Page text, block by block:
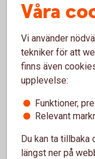
Pension
anställda
Vi erbjuder
små och stora
arbetsgivare
egenföretagare?
Prata
Våra
Vi använder
tekniker för att
finns även
upplevelse:
Funktioner,
Relevant
Du kan ta tillbaka
längst ner på